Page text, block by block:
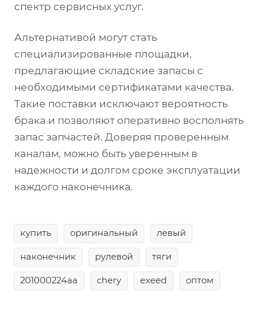
спектр сервисных услуг.
Альтернативой могут стать
специализированные площадки,
предлагающие складские запасы с
необходимыми сертификатами качества.
Такие поставки исключают вероятность
брака и позволяют оперативно восполнять
запас запчастей. Доверяя проверенным
каналам, можно быть уверенным в
надежности и долгом сроке эксплуатации
каждого наконечника.
купить оригинальный левый
наконечник рулевой тяги
201000224aa chery exeed оптом